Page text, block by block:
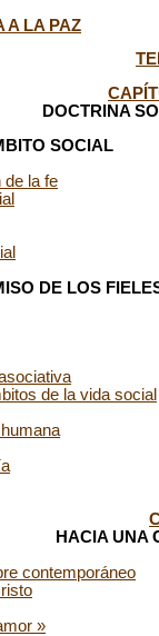
A LA PAZ
DOCTRINA
SOCIAL
de la fe
DE LOS
de la vida social
HACIA UNA
contemporáneo
»